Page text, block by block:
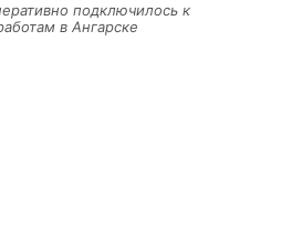
подключилось к
в Ангарске